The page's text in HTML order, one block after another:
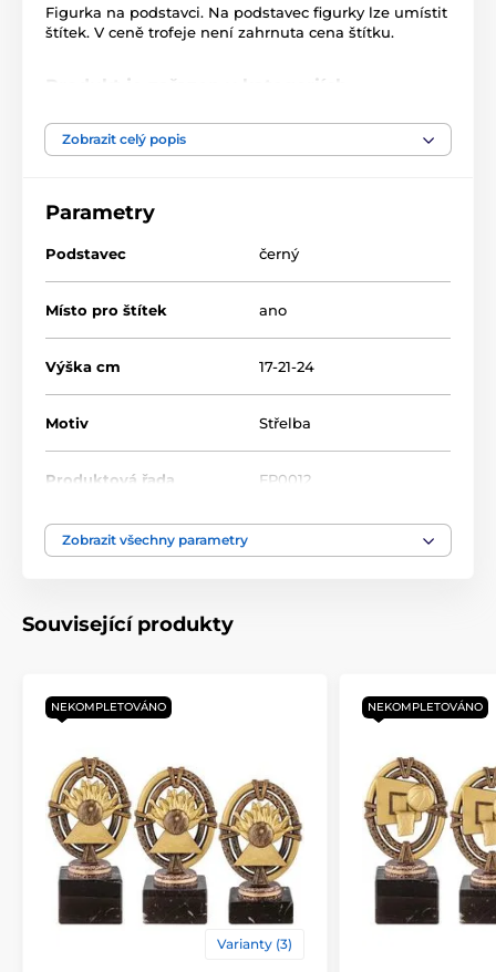
Figurka na podstavci. Na podstavec figurky lze umístit
štítek. V ceně trofeje není zahrnuta cena štítku.
Produkt je zařazen v kategoriích
Střelba Figurky FP10/FP11/FP12
Zobrazit celý popis
Parametry
Podstavec černý
Místo pro štítek ano
Výška cm 17-21-24
Motiv Střelba
Produktová řada FP0012
Typ ocenění
Zobrazit všechny parametry
Související produkty
NEKOMPLETOVÁNO
Varianty (3)
NEKOMPLETOVÁNO